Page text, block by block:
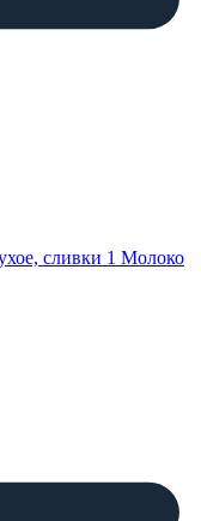
сливки 1 Молоко